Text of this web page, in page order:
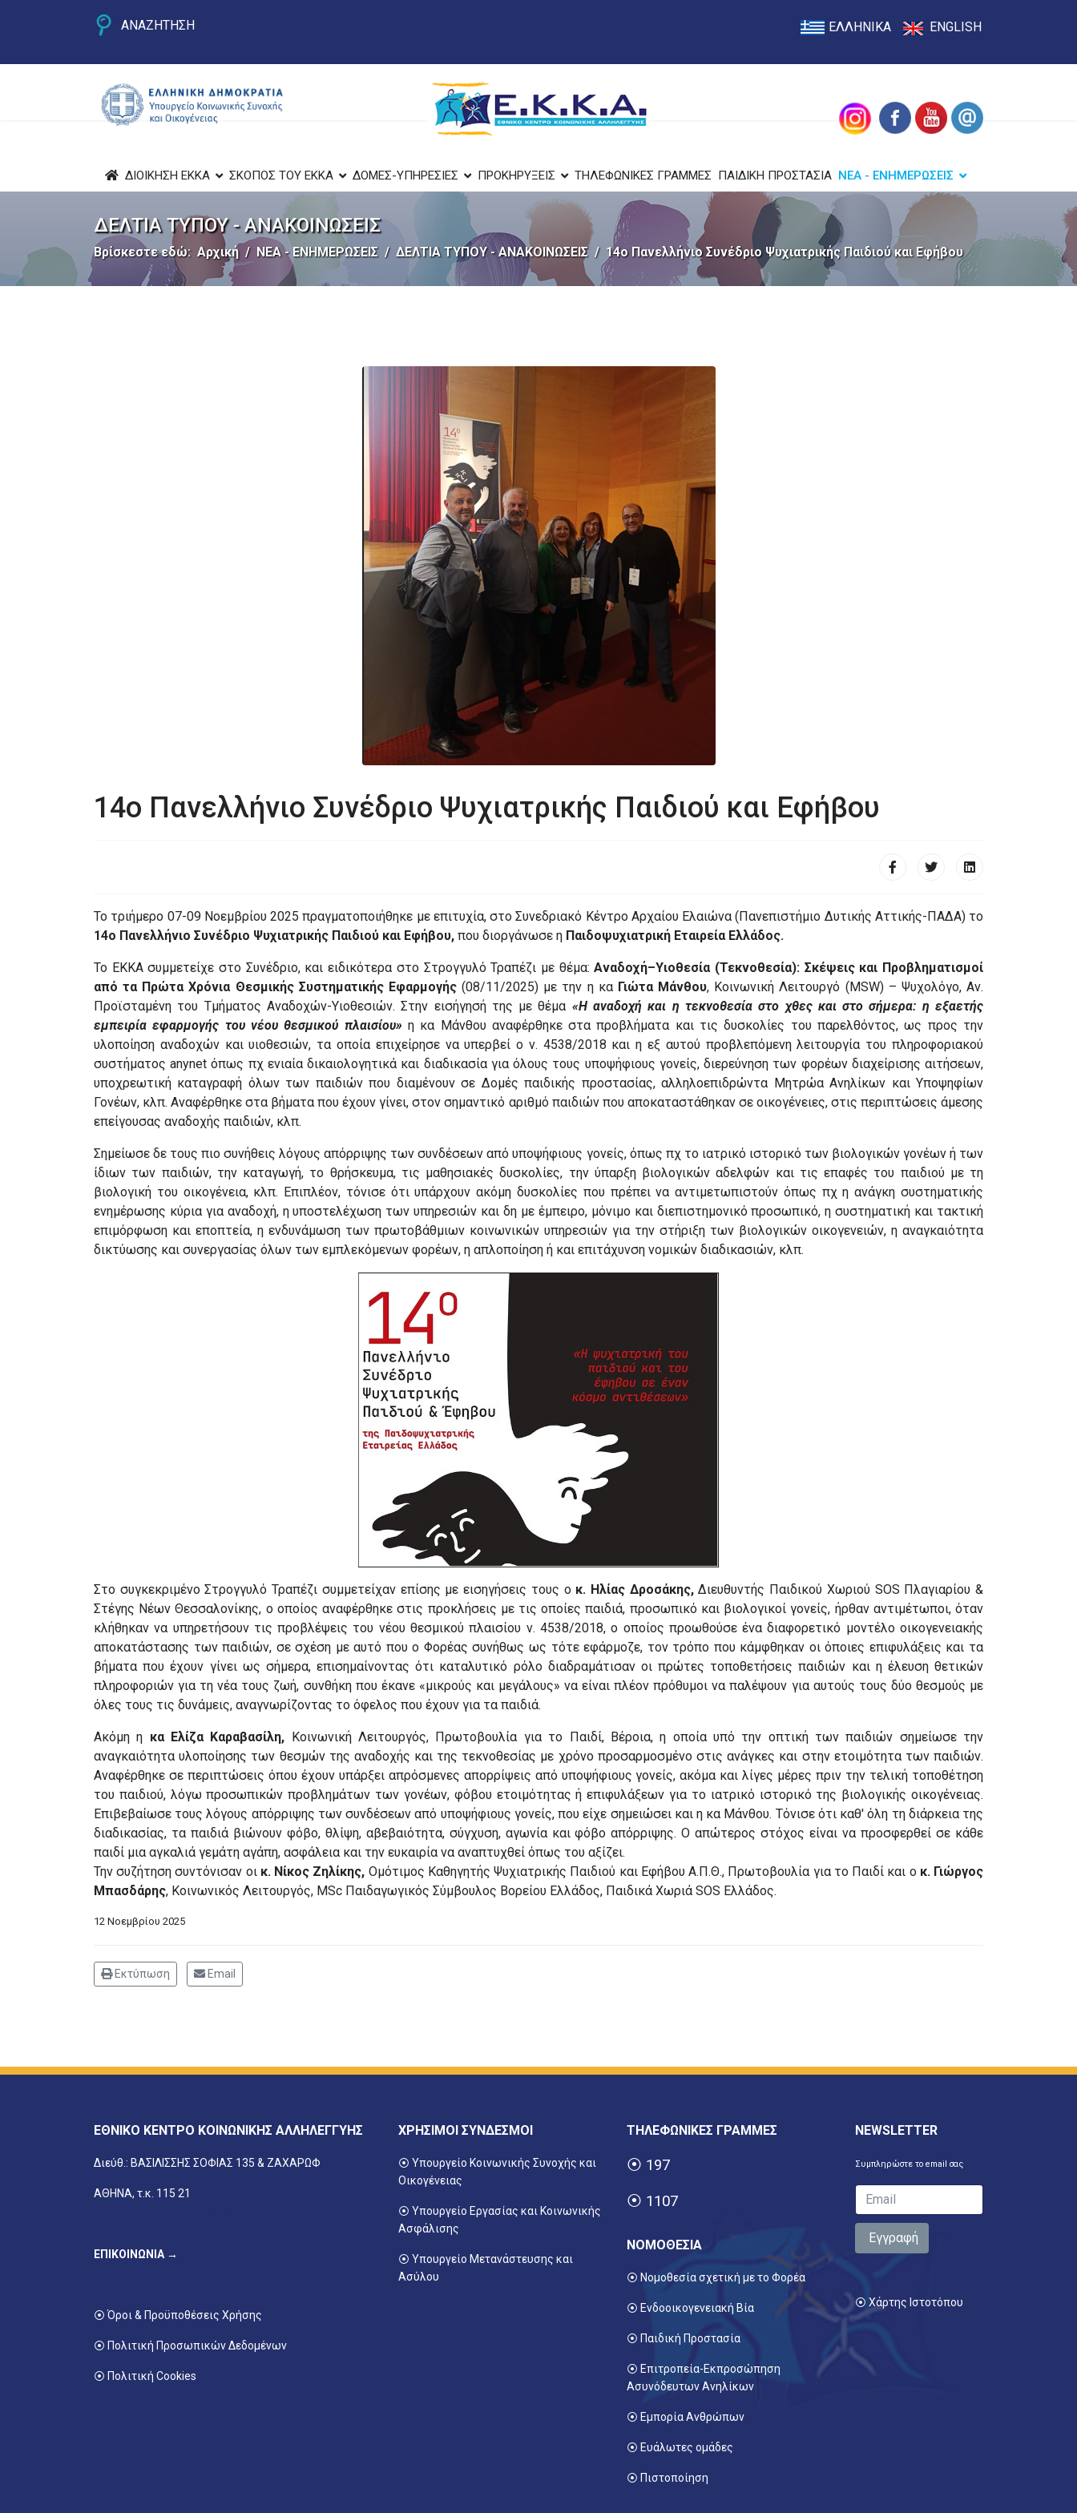
ΑΝΑΖΗΤΗΣΗ ΕΛΛΗΝΙΚΑ ENGLISH
ΔΙΟΙΚΗΣΗ ΕΚΚΑ ΣΚΟΠΟΣ ΤΟΥ ΕΚΚΑ ΔΟΜΕΣ-ΥΠΗΡΕΣΙΕΣ ΠΡΟΚΗΡΥΞΕΙΣ ΤΗΛΕΦΩΝΙΚΕΣ ΓΡΑΜΜΕΣ ΠΑΙΔΙΚΗ ΠΡΟΣΤΑΣΙΑ ΝΕΑ - ΕΝΗΜΕΡΩΣΕΙΣ
ΔΕΛΤΙΑ ΤΥΠΟΥ - ΑΝΑΚΟΙΝΩΣΕΙΣ
Βρίσκεστε εδώ: Αρχική ΝΕΑ - ΕΝΗΜΕΡΩΣΕΙΣ ΔΕΛΤΙΑ ΤΥΠΟΥ - ΑΝΑΚΟΙΝΩΣΕΙΣ 14ο Πανελλήνιο Συνέδριο Ψυχιατρικής Παιδιού και Εφήβου
14ο Πανελλήνιο Συνέδριο Ψυχιατρικής Παιδιού και Εφήβου
Το τριήμερο 07-09 Νοεμβρίου 2025 πραγματοποιήθηκε με επιτυχία, στο Συνεδριακό Κέντρο Αρχαίου Ελαιώνα (Πανεπιστήμιο Δυτικής Αττικής-ΠΑΔΑ) το
14ο Πανελλήνιο Συνέδριο Ψυχιατρικής Παιδιού και Εφήβου, που διοργάνωσε η Παιδοψυχιατρική Εταιρεία Ελλάδος.
Το ΕΚΚΑ συμμετείχε στο Συνέδριο, και ειδικότερα στο Στρογγυλό Τραπέζι με θέμα:Αναδοχή–Υιοθεσία (Τεκνοθεσία): Σκέψεις και Προβληματισμοί
από τα Πρώτα Χρόνια Θεσμικής Συστηματικής Εφαρμογής(08/11/2025) με την η κα Γιώτα Μάνθου, Κοινωνική Λειτουργό (MSW) – Ψυχολόγο, Αν.
Προϊσταμένη του Τμήματος Αναδοχών-Υιοθεσιών. Στην εισήγησή της με θέμα «Η αναδοχή και η τεκνοθεσία στο χθες και στο σήμερα: η εξαετής
εμπειρία εφαρμογής του νέου θεσμικού πλαισίου» η κα Μάνθου αναφέρθηκε στα προβλήματα και τις δυσκολίες του παρελθόντος, ως προς την
υλοποίηση αναδοχών και υιοθεσιών, τα οποία επιχείρησε να υπερβεί ο ν. 4538/2018 και η εξ αυτού προβλεπόμενη λειτουργία του πληροφοριακού
συστήματος anynet όπως πχ ενιαία δικαιολογητικά και διαδικασία για όλους τους υποψήφιους γονείς, διερεύνηση των φορέων διαχείρισης αιτήσεων,
υποχρεωτική καταγραφή όλων των παιδιών που διαμένουν σε Δομές παιδικής προστασίας, αλληλοεπιδρώντα Μητρώα Ανηλίκων και Υποψηφίων
Γονέων, κλπ. Αναφέρθηκε στα βήματα που έχουν γίνει, στον σημαντικό αριθμό παιδιών που αποκαταστάθηκαν σε οικογένειες, στις περιπτώσεις άμεσης
επείγουσας αναδοχής παιδιών, κλπ.
Σημείωσε δε τους πιο συνήθεις λόγους απόρριψης των συνδέσεων από υποψήφιους γονείς, όπως πχ το ιατρικό ιστορικό των βιολογικών γονέων ή των
ίδιων των παιδιών, την καταγωγή, το θρήσκευμα, τις μαθησιακές δυσκολίες, την ύπαρξη βιολογικών αδελφών και τις επαφές του παιδιού με τη
βιολογική του οικογένεια, κλπ. Επιπλέον, τόνισε ότι υπάρχουν ακόμη δυσκολίες που πρέπει να αντιμετωπιστούν όπως πχ η ανάγκη συστηματικής
ενημέρωσης κύρια για αναδοχή, η υποστελέχωση των υπηρεσιών και δη με έμπειρο, μόνιμο και διεπιστημονικό προσωπικό, η συστηματική και τακτική
επιμόρφωση και εποπτεία, η ενδυνάμωση των πρωτοβάθμιων κοινωνικών υπηρεσιών για την στήριξη των βιολογικών οικογενειών, η αναγκαιότητα
δικτύωσης και συνεργασίας όλων των εμπλεκόμενων φορέων, η απλοποίηση ή και επιτάχυνση νομικών διαδικασιών, κλπ.
Στο συγκεκριμένο Στρογγυλό Τραπέζι συμμετείχαν επίσης με εισηγήσεις τους ο κ. Ηλίας Δροσάκης,Διευθυντής Παιδικού Χωριού SOS Πλαγιαρίου &
Στέγης Νέων Θεσσαλονίκης, ο οποίος αναφέρθηκε στις προκλήσεις με τις οποίες παιδιά, προσωπικό και βιολογικοί γονείς, ήρθαν αντιμέτωποι, όταν
κλήθηκαν να υπηρετήσουν τις προβλέψεις του νέου θεσμικού πλαισίου ν. 4538/2018, ο οποίος προωθούσε ένα διαφορετικό μοντέλο οικογενειακής
αποκατάστασης των παιδιών, σε σχέση με αυτό που ο Φορέας συνήθως ως τότε εφάρμοζε, τον τρόπο που κάμφθηκαν οι όποιες επιφυλάξεις και τα
βήματα που έχουν γίνει ως σήμερα, επισημαίνοντας ότι καταλυτικό ρόλο διαδραμάτισαν οι πρώτες τοποθετήσεις παιδιών και η έλευση θετικών
πληροφοριών για τη νέα τους ζωή, συνθήκη που έκανε «μικρούς και μεγάλους» να είναι πλέον πρόθυμοι να παλέψουν για αυτούς τους δύο θεσμούς με
όλες τους τις δυνάμεις, αναγνωρίζοντας το όφελος που έχουν για τα παιδιά.
Ακόμη η κα Ελίζα Καραβασίλη, Κοινωνική Λειτουργός, Πρωτοβουλία για το Παιδί, Βέροια, η οποία υπό την οπτική των παιδιών σημείωσε την
αναγκαιότητα υλοποίησης των θεσμών της αναδοχής και της τεκνοθεσίας με χρόνο προσαρμοσμένο στις ανάγκες και στην ετοιμότητα των παιδιών.
Αναφέρθηκε σε περιπτώσεις όπου έχουν υπάρξει απρόσμενες απορρίψεις από υποψήφιους γονείς, ακόμα και λίγες μέρες πριν την τελική τοποθέτηση
του παιδιού, λόγω προσωπικών προβλημάτων των γονέων, φόβου ετοιμότητας ή επιφυλάξεων για το ιατρικό ιστορικό της βιολογικής οικογένειας.
Επιβεβαίωσε τους λόγους απόρριψης των συνδέσεων από υποψήφιους γονείς, που είχε σημειώσει και η κα Μάνθου. Τόνισε ότι καθ' όλη τη διάρκεια της
διαδικασίας, τα παιδιά βιώνουν φόβο, θλίψη, αβεβαιότητα, σύγχυση, αγωνία και φόβο απόρριψης. Ο απώτερος στόχος είναι να προσφερθεί σε κάθε
παιδί μια αγκαλιά γεμάτη αγάπη, ασφάλεια και την ευκαιρία να αναπτυχθεί όπως του αξίζει.
Την συζήτηση συντόνισαν οι κ. Νίκος Ζηλίκης, Ομότιμος Καθηγητής Ψυχιατρικής Παιδιού και Εφήβου Α.Π.Θ., Πρωτοβουλία για το Παιδί και ο κ. Γιώργος
Μπασδάρης, Κοινωνικός Λειτουργός, MSc Παιδαγωγικός Σύμβουλος Βορείου Ελλάδος, Παιδικά Χωριά SOS Ελλάδος.
12 Νοεμβρίου 2025
Εκτύπωση Email
ΕΘΝΙΚΟ ΚΕΝΤΡΟ ΚΟΙΝΩΝΙΚΗΣ ΑΛΛΗΛΕΓΓΥΗΣ
Διεύθ.: ΒΑΣΙΛΙΣΣΗΣ ΣΟΦΙΑΣ 135 & ΖΑΧΑΡΩΦ
ΑΘΗΝΑ, τ.κ. 115 21
ΕΠΙΚΟΙΝΩΝΙΑ →
⦿ Όροι & Προϋποθέσεις Χρήσης
⦿ Πολιτική Προσωπικών Δεδομένων
⦿ Πολιτική Cookies
ΧΡΗΣΙΜΟΙ ΣΥΝΔΕΣΜΟΙ
⦿ Υπουργείο Κοινωνικής Συνοχής και
Οικογένειας
⦿ Υπουργείο Εργασίας και Κοινωνικής
Ασφάλισης
⦿ Υπουργείο Μετανάστευσης και
Ασύλου
ΤΗΛΕΦΩΝΙΚΕΣ ΓΡΑΜΜΕΣ
⦿ 197
⦿ 1107
ΝΟΜΟΘΕΣΙΑ
⦿ Νομοθεσία σχετική με το Φορέα
⦿ Ενδοοικογενειακή Βία
⦿ Παιδική Προστασία
⦿ Επιτροπεία-Εκπροσώπηση
Ασυνόδευτων Ανηλίκων
⦿ Εμπορία Ανθρώπων
⦿ Ευάλωτες ομάδες
⦿ Πιστοποίηση
NEWSLETTER
Συμπληρώστε το email σας
Εγγραφή
⦿ Χάρτης Ιστοτόπου